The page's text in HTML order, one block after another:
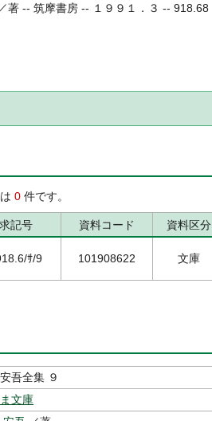
著 -- 筑摩書房 -- １９９１．３ -- 918.68
0 件です。
記号 資料コード 資料区分
ｻ/9 101908622 文庫
吾全集 ９
文庫